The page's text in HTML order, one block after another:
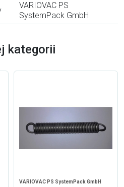
VARIOVAC PS
SystemPack GmbH
kategorii
VARIOVAC PS SystemPack GmbH